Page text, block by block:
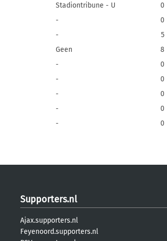
Stadiontribune - U
0
-
0
-
5
Geen
8
-
0
-
0
-
0
-
0
- 0
Supporters.nl
Ajax.supporters.nl
Feyenoord.supporters.nl